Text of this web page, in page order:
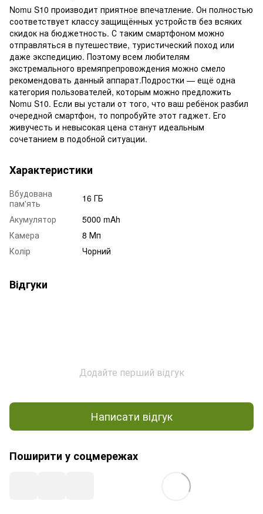
Nomu S10 производит приятное впечатление. Он полностью
соответствует классу защищённых устройств без всяких
скидок на бюджетность. С таким смартфоном можно
отправляться в путешествие, туристический поход или
даже экспедицию. Поэтому всем любителям
экстремального времяпрепровождения можно смело
рекомендовать данный аппарат.Подростки — ещё одна
категория пользователей, которым можно предложить
Nomu S10. Если вы устали от того, что ваш ребёнок разбил
очередной смартфон, то попробуйте этот гаджет. Его
живучесть и невысокая цена станут идеальным
сочетанием в подобной ситуации.
Характеристики
Вбудована
пам'ять
16 ГБ
Акумулятор
5000 mAh
Камера
8 Мп
Колір
Чорний
Відгуки
Додайте перший відгук
Написати відгук
Поширити у соцмережах